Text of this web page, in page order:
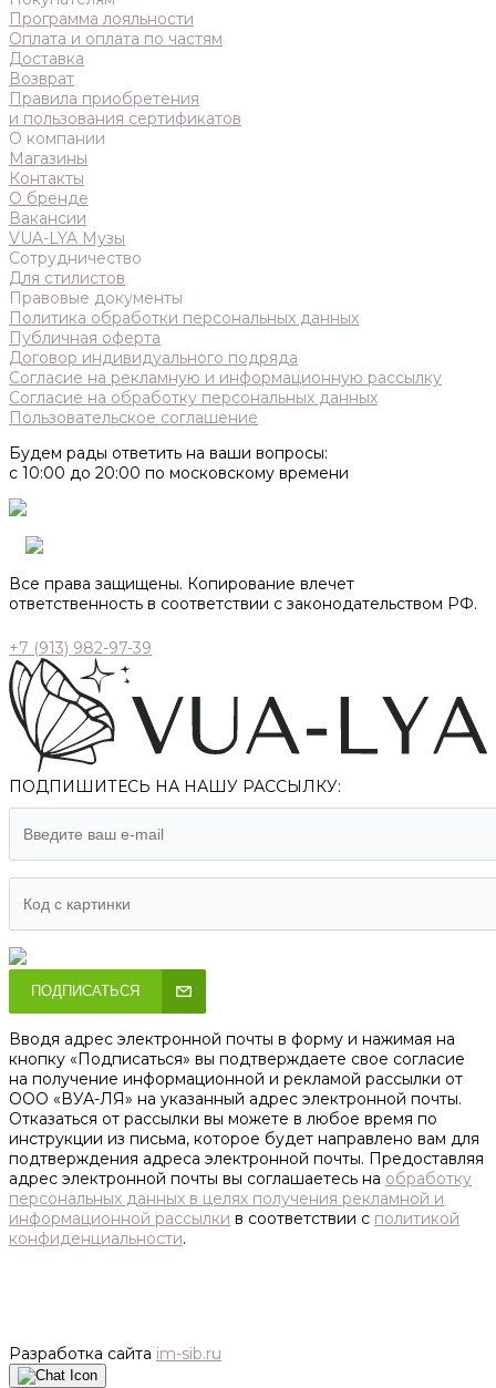
Программа лояльности
Оплата и оплата по частям
Доставка
Возврат
Правила приобретения
и пользования сертификатов
О компании
Магазины
Контакты
О бренде
Вакансии
VUA-LYA Музы
Сотрудничество
Для стилистов
Правовые документы
Политика обработки персональных данных
Публичная оферта
Договор индивидуального подряда
Согласие на рекламную и информационную рассылку
Согласие на обработку персональных данных
Пользовательское соглашение
Будем рады ответить на ваши вопросы:
с 10:00 до 20:00 по московскому времени
Все права защищены. Копирование влечет
ответственность в соответствии с законодательством РФ.
+7 (913) 982-97-39
ПОДПИШИТЕСЬ НА НАШУ РАССЫЛКУ:
ПОДПИСАТЬСЯ
Вводя адрес электронной почты в форму и нажимая на
кнопку «Подписаться» вы подтверждаете свое согласие
на получение информационной и рекламой рассылки от
ООО «ВУА-ЛЯ» на указанный адрес электронной почты.
Отказаться от рассылки вы можете в любое время по
инструкции из письма, которое будет направлено вам для
подтверждения адреса электронной почты. Предоставляя
адрес электронной почты вы соглашаетесь на обработку
персональных данных в целях получения рекламной и
информационной рассылки в соответствии с политикой
конфиденциальности.
Разработка сайта im-sib.ru